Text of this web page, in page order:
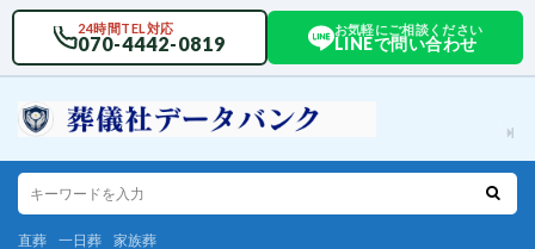
24時間TEL対応
070-4442-0819
お気軽にご相談ください
LINEで問い合わせ
直葬 一日葬 家族葬